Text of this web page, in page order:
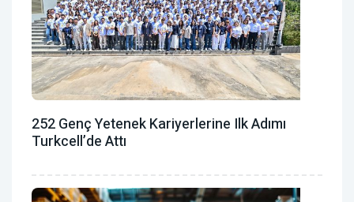
252 Genç Yetenek Kariyerlerine Ilk Adımı
Turkcell’de Attı